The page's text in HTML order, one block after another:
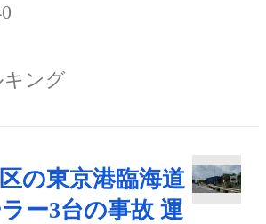
ング
の東京港臨海道
ー3台の事故 運